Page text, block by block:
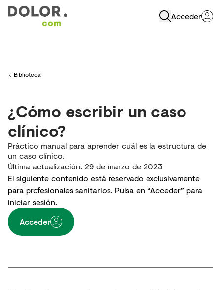
Acceder
Back to
Biblioteca
¿Cómo escribir un caso
clínico?
Práctico manual para aprender cuál es la estructura de
un caso clínico.
Última actualización: 29 de marzo de 2023
El siguiente contenido está reservado exclusivamente
para profesionales sanitarios. Pulsa en “Acceder” para
iniciar sesión.
Acceder